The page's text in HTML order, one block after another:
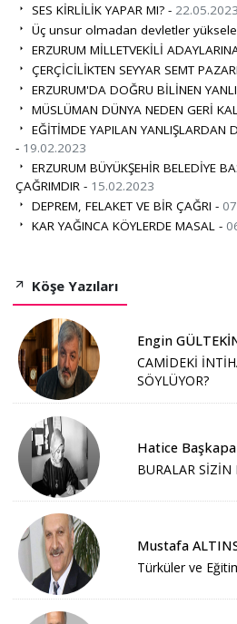
SES KİRLİLİK YAPAR MI? - 22.05.2023
Üç unsur olmadan devletler
ERZURUM MİLLETVEKİLİ
ÇERÇİCİLİKTEN SEYYAR SEMT
ERZURUM'DA DOĞRU BİLİNEN
MÜSLÜMAN DÜNYA NEDEN GERİ
EĞİTİMDE YAPILAN YANLIŞLARDAN
- 19.02.2023
ERZURUM BÜYÜKŞEHİR BELEDİYE
ÇAĞRIMDIR - 15.02.2023
DEPREM, FELAKET VE BİR ÇAĞRI -
KAR YAĞINCA KÖYLERDE MASAL -
Köşe Yazıları
Engin
CAMİDEKİ
SÖYLÜYOR?
Hatice
BURALAR
Mustafa
Türküler ve